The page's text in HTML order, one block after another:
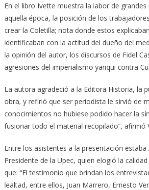
En el libro Ivette muestra la labor de grandes
aquella época, la posición de los
crear la Coletilla; nota donde estos
identificaban con la actitud del dueño del
la opinión del autor, los discursos de Fidel
agresiones del imperialismo yanqui contra
La autora agradeció a la Editora Historia, la
obra, y refirió que ser periodista le sirvió de
conocimientos no hubiese podido hacer la
fusionar todo el material recopilado”, afirmó
Entre los asistentes a la presentación
Presidente de la Upec, quien elogió la
que: “El testimonio que brindan los
lealtad, entre ellos, Juan Marrero, Ernesto